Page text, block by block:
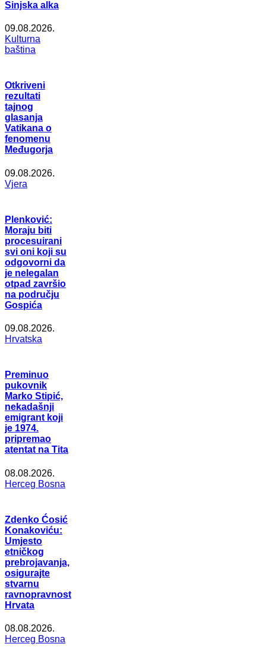
Sinjska alka
09.08.2026.
Kulturna
baština
Otkriveni
rezultati
tajnog
glasanja
Vatikana o
fenomenu
Međugorja
09.08.2026.
Vjera
Plenković:
Moraju biti
procesuirani
svi oni koji su
odgovorni da
je nelegalan
otpad završio
na području
Gospića
09.08.2026.
Hrvatska
Preminuo
pukovnik
Marko Stipić,
nekadašnji
emigrant koji
je 1974.
pripremao
atentat na Tita
08.08.2026.
Herceg Bosna
Zdenko Ćosić
Konakoviću:
Umjesto
etničkog
prebrojavanja,
osigurajte
stvarnu
ravnopravnost
Hrvata
08.08.2026.
Herceg Bosna